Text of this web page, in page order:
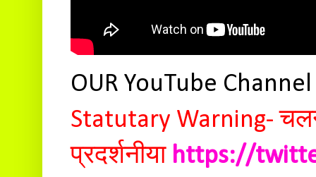
OUR YouTube
Statutary Warning-
प्रदर्शनीया https://